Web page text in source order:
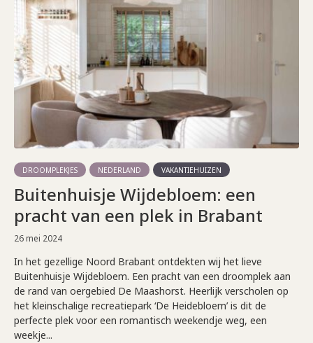
DROOMPLEKJES NEDERLAND VAKANTIEHUIZEN
Buitenhuisje Wijdebloem: een
pracht van een plek in Brabant
26 mei 2024
In het gezellige Noord Brabant ontdekten wij het lieve
Buitenhuisje Wijdebloem. Een pracht van een droomplek aan
de rand van oergebied De Maashorst. Heerlijk verscholen op
het kleinschalige recreatiepark ‘De Heidebloem’ is dit de
perfecte plek voor een romantisch weekendje weg, een
weekje...